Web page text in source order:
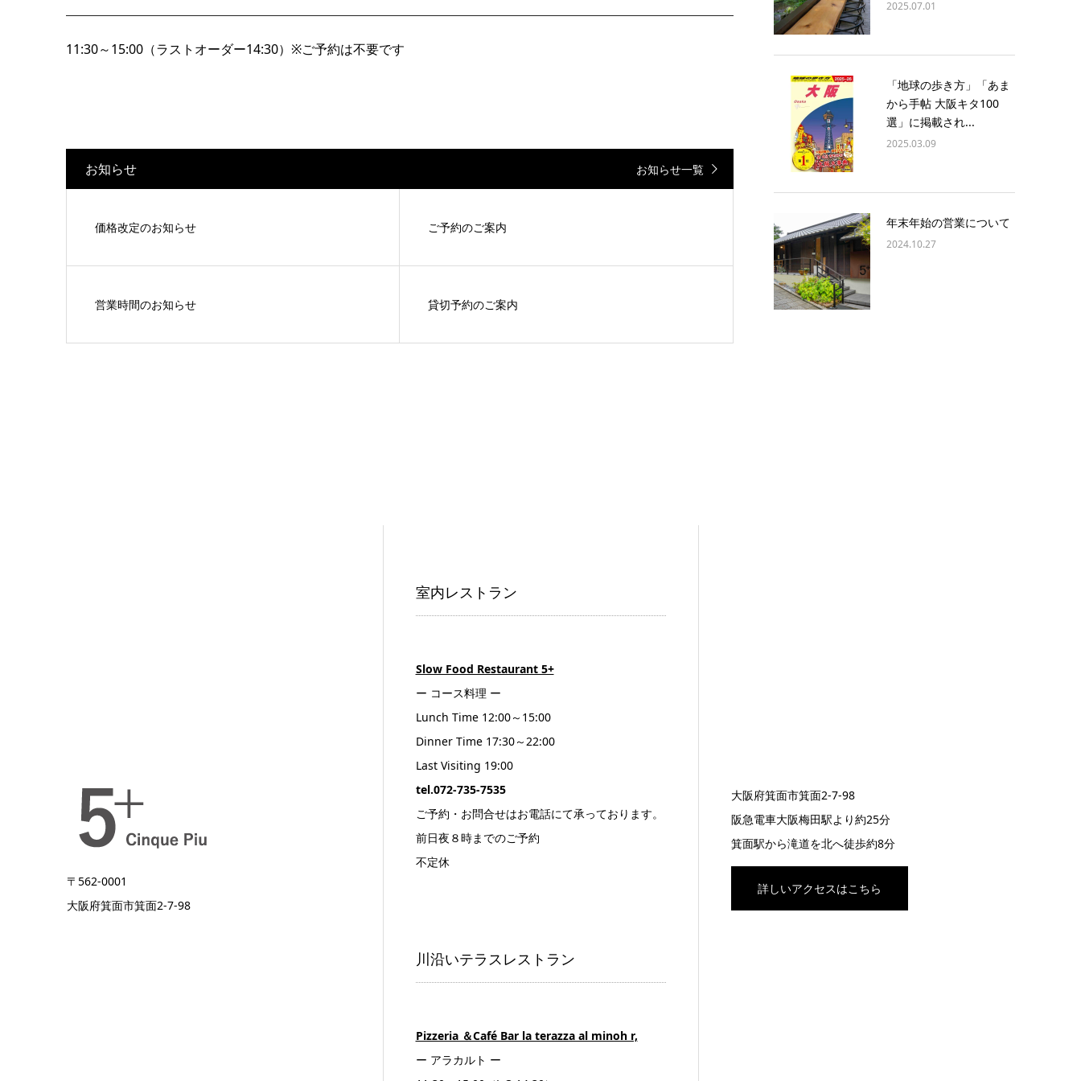
11:30～15:00（ラストオーダー14:30）※ご予約は不要です
お知らせ お知らせ一覧
価格改定のお知らせ ご予約のご案内
営業時間のお知らせ 貸切予約のご案内
2025.07.01
「地球の歩き方」「あま
から手帖 大阪キタ100
選」に掲載され...
2025.03.09
年末年始の営業について
2024.10.27
〒562-0001
大阪府箕面市箕面2-7-98
室内レストラン
Slow Food Restaurant 5+
ー コース料理 ー
Lunch Time 12:00～15:00
Dinner Time 17:30～22:00
Last Visiting 19:00
tel.072-735-7535
ご予約・お問合せはお電話にて承っております。
前日夜８時までのご予約
不定休
川沿いテラスレストラン
Pizzeria ＆Café Bar la terazza al minoh r,
ー アラカルト ー
大阪府箕面市箕面2-7-98
阪急電車大阪梅田駅より約25分
箕面駅から滝道を北へ徒歩約8分
詳しいアクセスはこちら